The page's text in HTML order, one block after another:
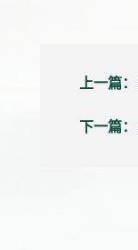
上一篇：
下一篇：